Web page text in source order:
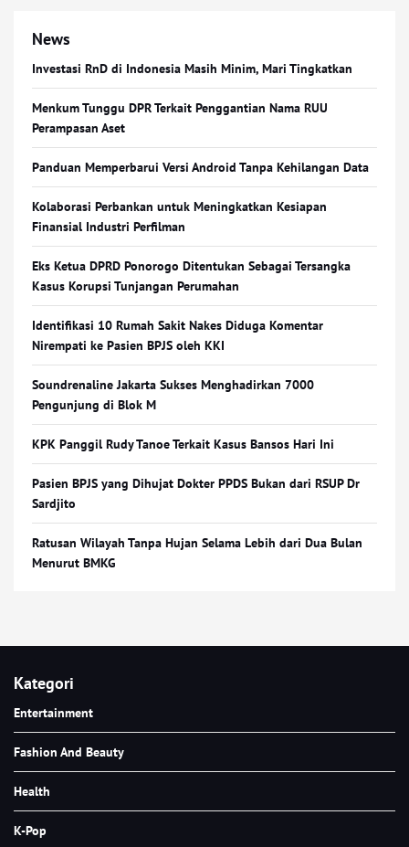
News
Investasi RnD di Indonesia Masih Minim, Mari Tingkatkan
Menkum Tunggu DPR Terkait Penggantian Nama RUU
Perampasan Aset
Panduan Memperbarui Versi Android Tanpa Kehilangan Data
Kolaborasi Perbankan untuk Meningkatkan Kesiapan
Finansial Industri Perfilman
Eks Ketua DPRD Ponorogo Ditentukan Sebagai Tersangka
Kasus Korupsi Tunjangan Perumahan
Identifikasi 10 Rumah Sakit Nakes Diduga Komentar
Nirempati ke Pasien BPJS oleh KKI
Soundrenaline Jakarta Sukses Menghadirkan 7000
Pengunjung di Blok M
KPK Panggil Rudy Tanoe Terkait Kasus Bansos Hari Ini
Pasien BPJS yang Dihujat Dokter PPDS Bukan dari RSUP Dr
Sardjito
Ratusan Wilayah Tanpa Hujan Selama Lebih dari Dua Bulan
Menurut BMKG
Kategori
Entertainment
Fashion And Beauty
Health
K-Pop